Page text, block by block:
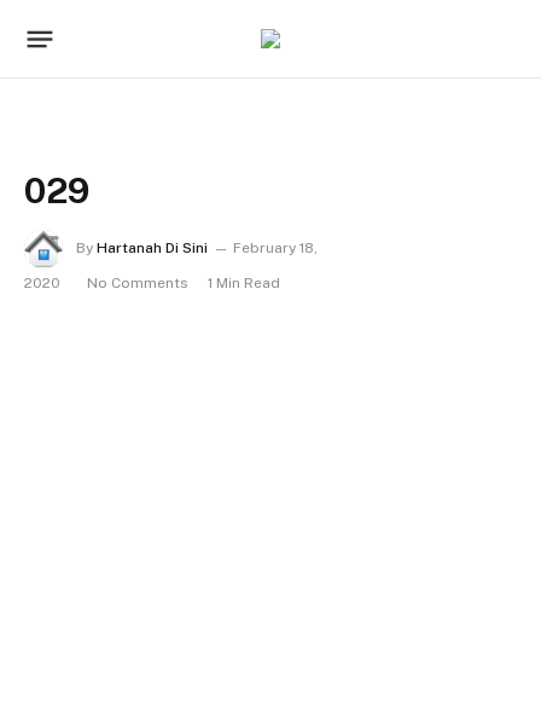
029
By Hartanah Di Sini February 18,
2020 No Comments 1 Min Read